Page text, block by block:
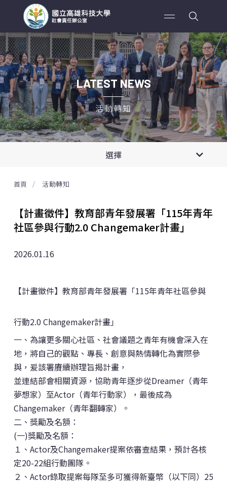
LATEST NEWS
活動轉知
選擇
全部消息
首頁 活動轉知
【計畫徵件】教育部青年發展署「115年青年
社區參與行動2.0 Changemaker計畫」
2026.01.16
【計畫徵件】教育部青年發展署「115年青年社區參與
行動2.0 Changemaker計畫」
一、為讓更多關心社區、社會議題之青年有機會深入在
地，將自己的觀點、專長、創意與熱情轉化為實際參
與，爰該署賡續辦理旨揭計畫，
並連結部會相關資源，協助青年逐步從Dreamer（青年
夢想家）至Actor（青年行動家），最後成為
Changemaker（青年翻轉家）。
二、獎勵及名額：
(一)獎勵及名額：
１、Actor及Changemaker提案依審查結果，預計各核
定20-22組行動團隊。
２、Actor錄取提案每隊至多可獲得新臺幣（以下同）25